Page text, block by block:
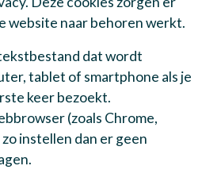
website naar behoren werkt.
dat wordt
tablet of smartphone als je
keer bezoekt.
(zoals Chrome,
instellen dan er geen